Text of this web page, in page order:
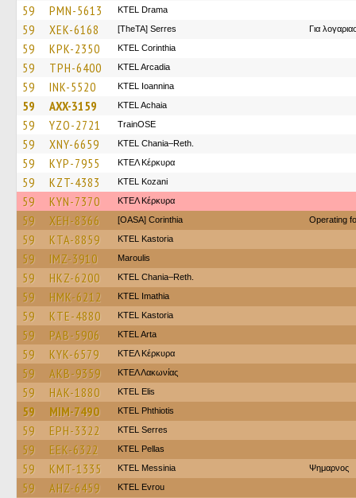
59 PMN-5613 KTEL Drama
59 XEK-6168 [TheTA] Serres Για
59 KPK-2350 KTEL Corinthia
59 TPH-6400 KTEL Arcadia
59 INK-5520 KTEL Ioannina
59 AXX-3159 KTEL Achaia
59 YZO-2721 TrainΟSE
59 XNY-6659 KTEL Chania–Reth.
59 KYP-7955 ΚΤΕΛ Κέρκυρα
59 KZT-4383 ΚΤΕL Kozani
59 KYN-7370 ΚΤΕΛ Κέρκυρα
59 XEH-8366 [OASA] Corinthia Operating
59 KTA-8859 KTEL Kastoria
59 IMZ-3910 Maroulis
59 HKZ-6200 KTEL Chania–Reth.
59 HMK-6212 KTEL Imathia
59 KTE-4880 KTEL Kastoria
59 PAB-5906 KTEL Arta
59 KYK-6579 ΚΤΕΛ Κέρκυρα
59 AKB-9359 ΚΤΕΛ Λακωνίας
59 HAK-1880 KTEL Elis
59 MIM-7490 ΚΤΕL Phthiotis
59 EPH-3322 KTEL Serres
59 EEK-6322 KTEL Pellas
59 KMT-1335 KTEL Messinia Ψημαρνος
59 AHZ-6459 KTEL Evrou